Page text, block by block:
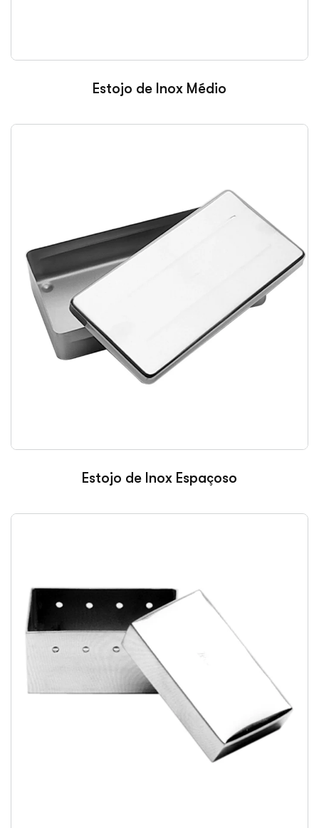
Estojo de Inox Médio
Estojo de Inox Espaçoso